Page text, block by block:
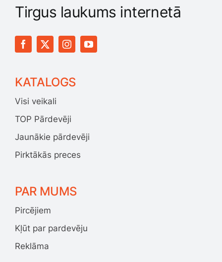
Tirgus laukums internetā
KATALOGS
Visi veikali
TOP Pārdevēji
Jaunākie pārdevēji
Pirktākās preces
PAR MUMS
Pircējiem
Kļūt par pardevēju
Reklāma